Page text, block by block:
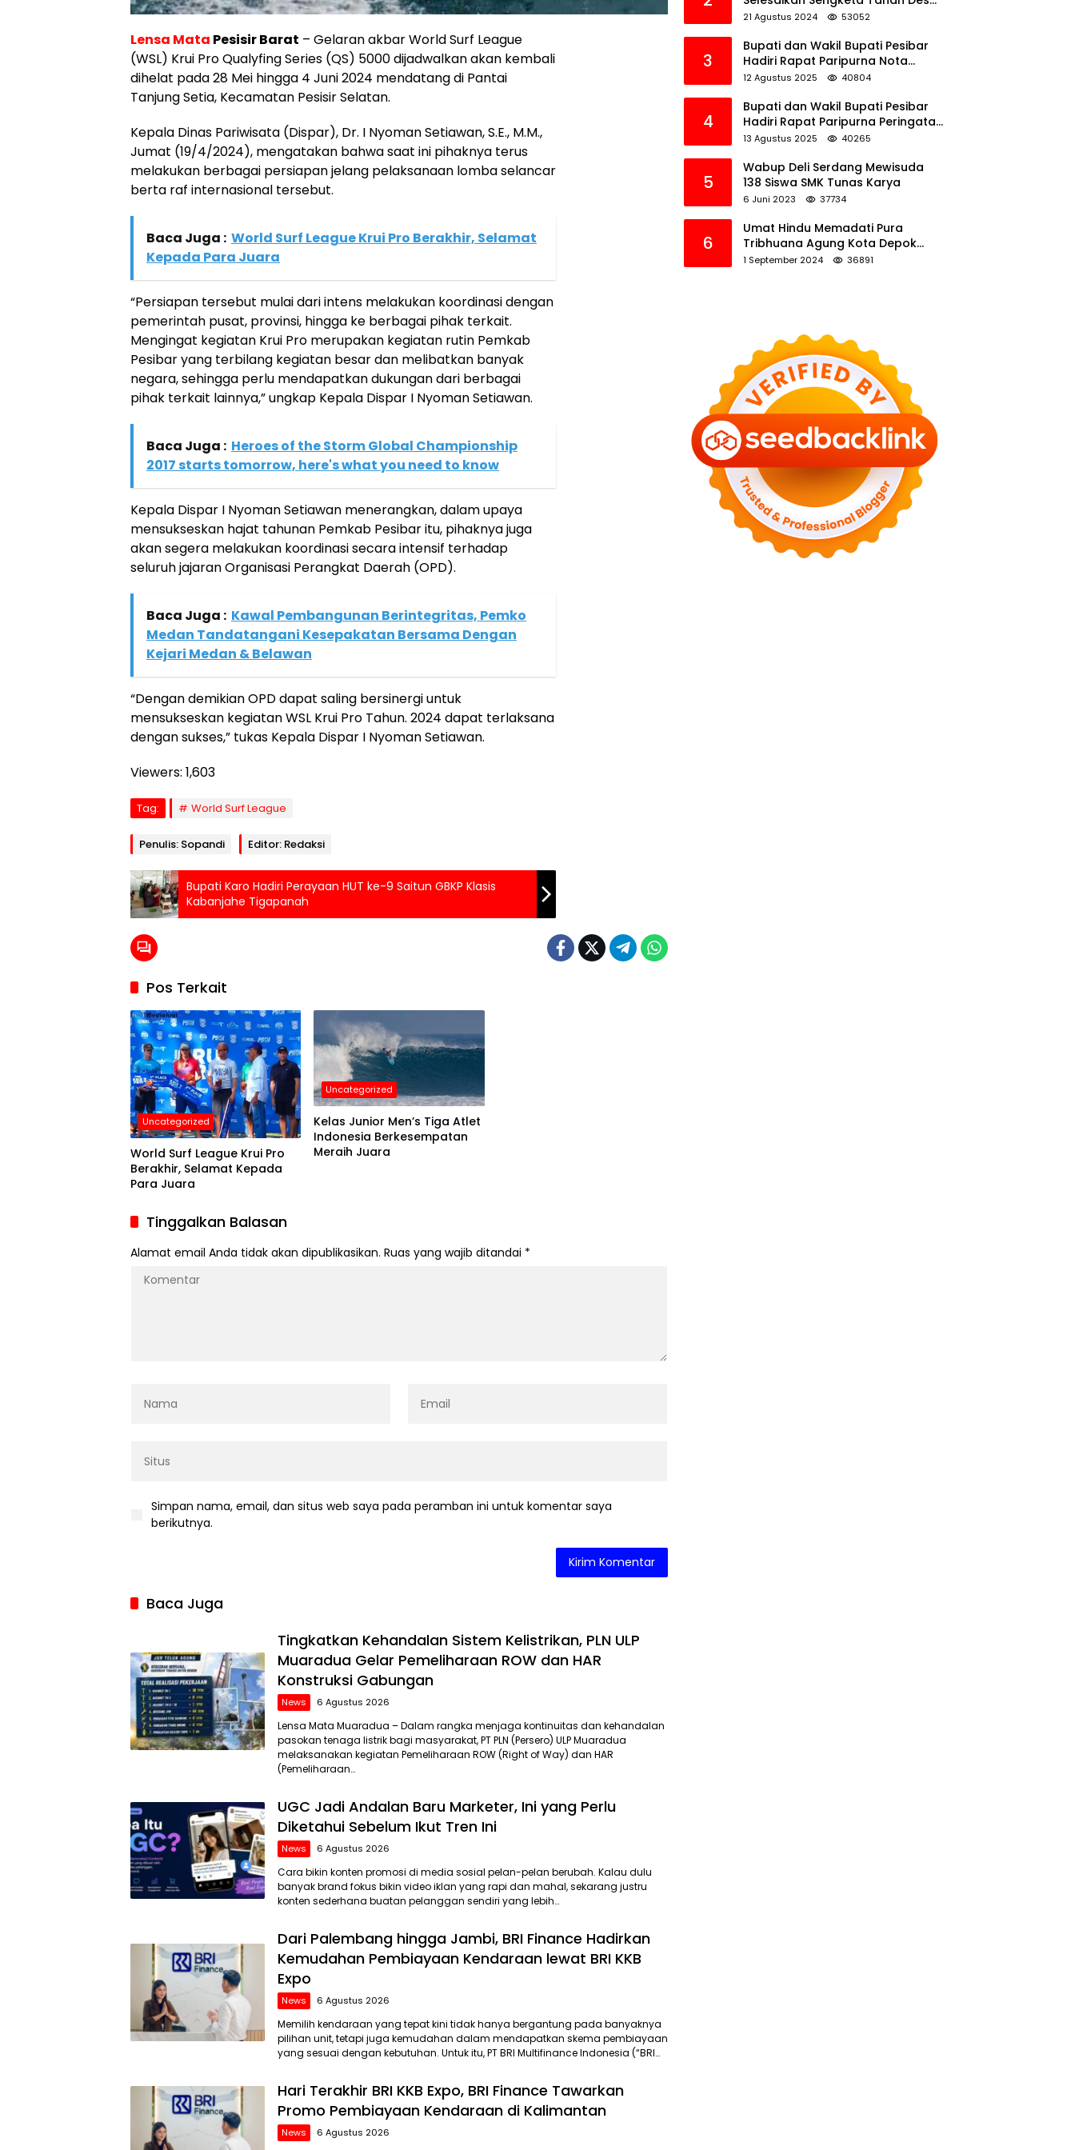
Lensa Mata Pesisir Barat – Gelaran akbar World Surf League
(WSL) Krui Pro Qualyfing Series (QS) 5000 dijadwalkan akan kembali
dihelat pada 28 Mei hingga 4 Juni 2024 mendatang di Pantai
Tanjung Setia, Kecamatan Pesisir Selatan.
Kepala Dinas Pariwisata (Dispar), Dr. I Nyoman Setiawan, S.E., M.M.,
Jumat (19/4/2024), mengatakan bahwa saat ini pihaknya terus
melakukan berbagai persiapan jelang pelaksanaan lomba selancar
berta raf internasional tersebut.
Baca Juga : World Surf League Krui Pro Berakhir, Selamat
Kepada Para Juara
“Persiapan tersebut mulai dari intens melakukan koordinasi dengan
pemerintah pusat, provinsi, hingga ke berbagai pihak terkait.
Mengingat kegiatan Krui Pro merupakan kegiatan rutin Pemkab
Pesibar yang terbilang kegiatan besar dan melibatkan banyak
negara, sehingga perlu mendapatkan dukungan dari berbagai
pihak terkait lainnya,” ungkap Kepala Dispar I Nyoman Setiawan.
Baca Juga : Heroes of the Storm Global Championship
2017 starts tomorrow, here's what you need to know
Kepala Dispar I Nyoman Setiawan menerangkan, dalam upaya
mensukseskan hajat tahunan Pemkab Pesibar itu, pihaknya juga
akan segera melakukan koordinasi secara intensif terhadap
seluruh jajaran Organisasi Perangkat Daerah (OPD).
Baca Juga : Kawal Pembangunan Berintegritas, Pemko
Medan Tandatangani Kesepakatan Bersama Dengan
Kejari Medan & Belawan
“Dengan demikian OPD dapat saling bersinergi untuk
mensukseskan kegiatan WSL Krui Pro Tahun. 2024 dapat terlaksana
dengan sukses,” tukas Kepala Dispar I Nyoman Setiawan.
Viewers: 1,603
Tag: World Surf League
Penulis: Sopandi Editor: Redaksi
Bupati Karo Hadiri Perayaan HUT ke-9 Saitun GBKP Klasis
Kabanjahe Tigapanah
Pos Terkait
Uncategorized
World Surf League Krui Pro
Berakhir, Selamat Kepada
Para Juara
Uncategorized
Kelas Junior Men’s Tiga Atlet
Indonesia Berkesempatan
Meraih Juara
Tinggalkan Balasan
Alamat email Anda tidak akan dipublikasikan. Ruas yang wajib ditandai *
Simpan nama, email, dan situs web saya pada peramban ini untuk komentar saya
berikutnya.
Baca Juga
Tingkatkan Kehandalan Sistem Kelistrikan, PLN ULP
Muaradua Gelar Pemeliharaan ROW dan HAR
Konstruksi Gabungan
News 6 Agustus 2026
Lensa Mata Muaradua – Dalam rangka menjaga kontinuitas dan kehandalan
pasokan tenaga listrik bagi masyarakat, PT PLN (Persero) ULP Muaradua
melaksanakan kegiatan Pemeliharaan ROW (Right of Way) dan HAR
(Pemeliharaan…
UGC Jadi Andalan Baru Marketer, Ini yang Perlu
Diketahui Sebelum Ikut Tren Ini
News 6 Agustus 2026
Cara bikin konten promosi di media sosial pelan-pelan berubah. Kalau dulu
banyak brand fokus bikin video iklan yang rapi dan mahal, sekarang justru
konten sederhana buatan pelanggan sendiri yang lebih…
Dari Palembang hingga Jambi, BRI Finance Hadirkan
Kemudahan Pembiayaan Kendaraan lewat BRI KKB
Expo
News 6 Agustus 2026
Memilih kendaraan yang tepat kini tidak hanya bergantung pada banyaknya
pilihan unit, tetapi juga kemudahan dalam mendapatkan skema pembiayaan
yang sesuai dengan kebutuhan. Untuk itu, PT BRI Multifinance Indonesia (“BRI…
Hari Terakhir BRI KKB Expo, BRI Finance Tawarkan
Promo Pembiayaan Kendaraan di Kalimantan
News 6 Agustus 2026
Tawamalewe
21 Agustus 2024 53052
3
Bupati dan Wakil Bupati Pesibar
Hadiri Rapat Paripurna Nota
Keuangan Ranperda APBD
12 Agustus 2025 40804
4
Bupati dan Wakil Bupati Pesibar
Hadiri Rapat Paripurna Peringatan
HUT Ke-12 Pesibar
13 Agustus 2025 40265
5
Wabup Deli Serdang Mewisuda
138 Siswa SMK Tunas Karya
6 Juni 2023 37734
6
Umat Hindu Memadati Pura
Tribhuana Agung Kota Depok
Jawa Barat
1 September 2024 36891